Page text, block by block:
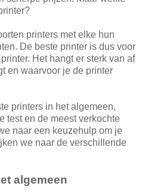
printers met elke hun
De beste printer is dus voor
Het hangt er sterk van af
en waarvoor je de printer
printers in het algemeen,
test en de meest verkochte
naar een keuzehulp om je
we naar de verschillende
algemeen